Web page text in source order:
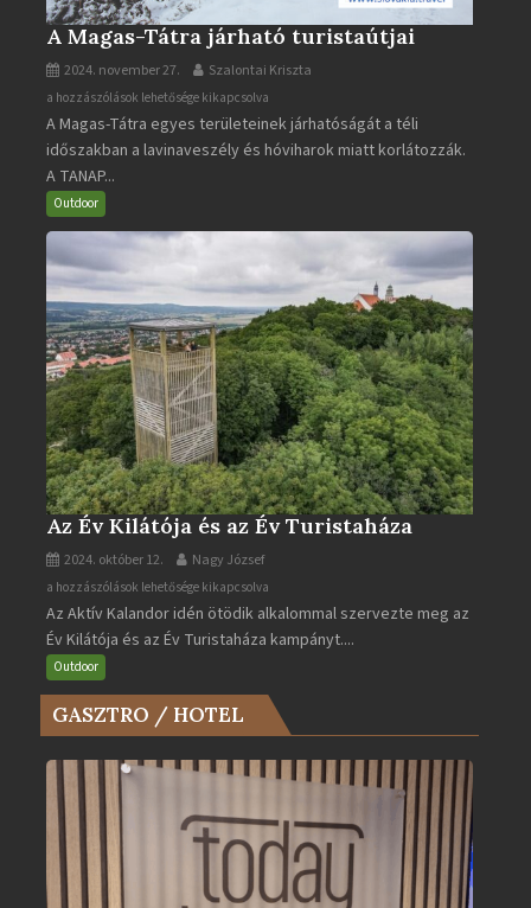
A Magas-Tátra járható turistaútjai
2024. november 27. Szalontai Kriszta
A
Magas-
Tátra
járható
turistaútjai
a hozzászólások lehetősége kikapcsolva
A Magas-Tátra egyes területeinek járhatóságát a téli
időszakban a lavinaveszély és hóviharok miatt korlátozzák.
A TANAP...
Outdoor
Az Év Kilátója és az Év Turistaháza
2024. október 12. Nagy József
Az
Év
Kilátója
és
az
Év
bejegyzéshez
a hozzászólások lehetősége kikapcsolva
Az Aktív Kalandor idén ötödik alkalommal szervezte meg az
Év Kilátója és az Év Turistaháza kampányt....
Outdoor
GASZTRO / HOTEL